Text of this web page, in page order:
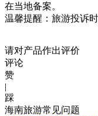
在当地备案。
温馨提醒：旅游投诉
请对产品作出评价
评论
赞
|
踩
海南旅游常见问题